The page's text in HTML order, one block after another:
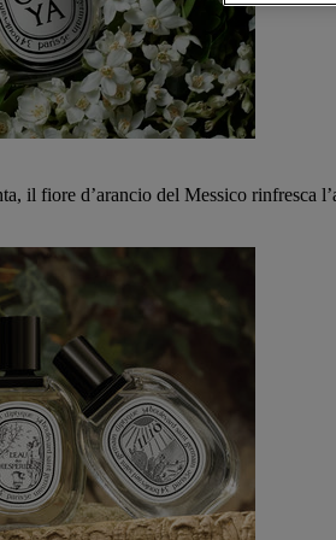
il fiore d’arancio del Messico rinfresca